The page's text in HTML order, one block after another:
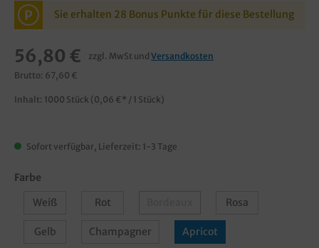
P Sie erhalten 28 Bonus Punkte für diese Bestellung
56,80 € zzgl. MwSt und Versandkosten
Brutto: 67,60 €
Inhalt: 1000 Stück (0,06 €* / 1 Stück)
Sofort verfügbar, Lieferzeit: 1-3 Tage
Farbe
Weiß
Rot Rosa
Gelb Champagner Apricot